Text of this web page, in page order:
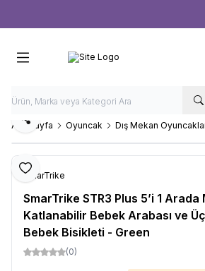
Ana Sayfa Oyuncak Dış Mekan
Favoriye Ekle
Paylaş
SmarTrike
SmarTrike STR3 Plus 5’i 1 Arada
Katlanabilir Bebek Arabası ve
Bebek Bisikleti - Green
(0)